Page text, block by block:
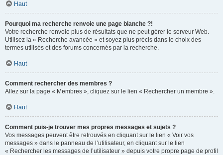
Haut
Pourquoi ma recherche renvoie une page blanche ?!
Votre recherche renvoie plus de résultats que ne peut gérer le serveur Web.
Utilisez la « Recherche avancée » et soyez plus précis dans le choix des
termes utilisés et des forums concernés par la recherche.
Haut
Comment rechercher des membres ?
Allez sur la page « Membres », cliquez sur le lien « Rechercher un membre ».
Haut
Comment puis-je trouver mes propres messages et sujets ?
Vos messages peuvent être retrouvés en cliquant sur le lien « Voir vos
messages » dans le panneau de l’utilisateur, en cliquant sur le lien
« Rechercher les messages de l’utilisateur » depuis votre propre page de profil